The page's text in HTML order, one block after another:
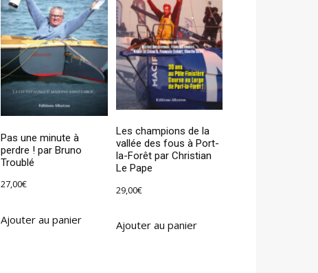
Pas une minute à
perdre ! par Bruno
Troublé
27,00€
Ajouter au panier
Les champions de la
vallée des fous à Port-
la-Forêt par Christian
Le Pape
29,00€
Ajouter au panier